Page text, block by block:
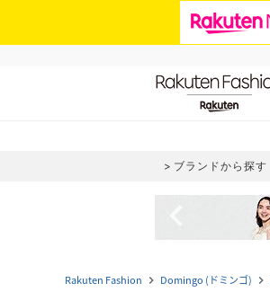
ブランドから探す
Rakuten Fashion navigate_next Domingo (ドミンゴ) navigate_next